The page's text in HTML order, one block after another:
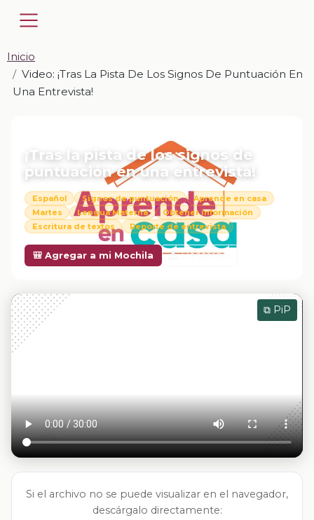
Inicio
Video: ¡Tras La Pista De Los Signos De Puntuación En
Una Entrevista!
¡Tras la pista de los signos de
puntuación en una entrevista!
Español Signos de puntuación
Aprende en casa
Martes
Lengua Materna
Obtener información
Escritura de textos
Reporte de entrevista
🎒 Agregar a mi Mochila Descargar
⧉ PiP
Si el archivo no se puede visualizar en el navegador,
descárgalo directamente: